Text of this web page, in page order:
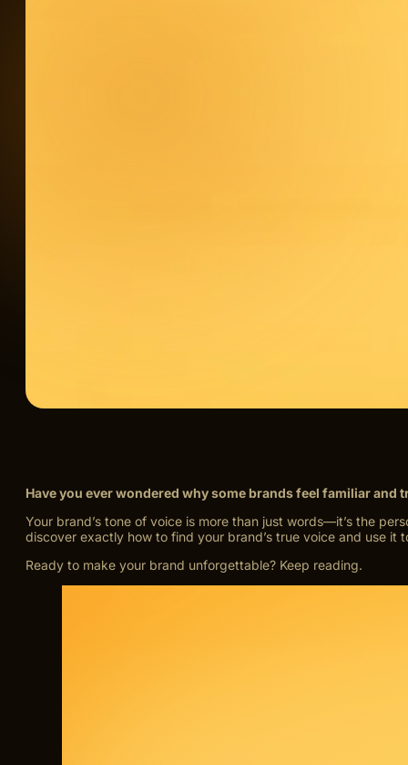
Have you ever wondered why some brands feel familiar
Your brand’s tone of voice is more than just words—it’s the
discover exactly how to find your brand’s true voice and use it
Ready to make your brand unforgettable? Keep reading.